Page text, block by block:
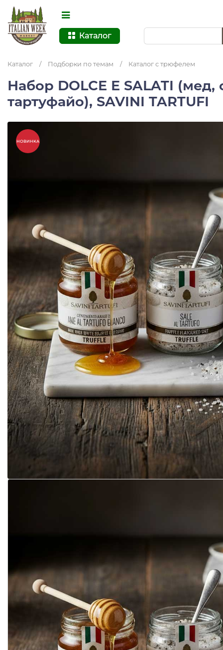
Каталог
Каталог / Подборки по темам / Каталог с трюфелем
Набор DOLCE E SALATI (мед,
тартуфайо), SAVINI TARTUFI
НОВИНКА